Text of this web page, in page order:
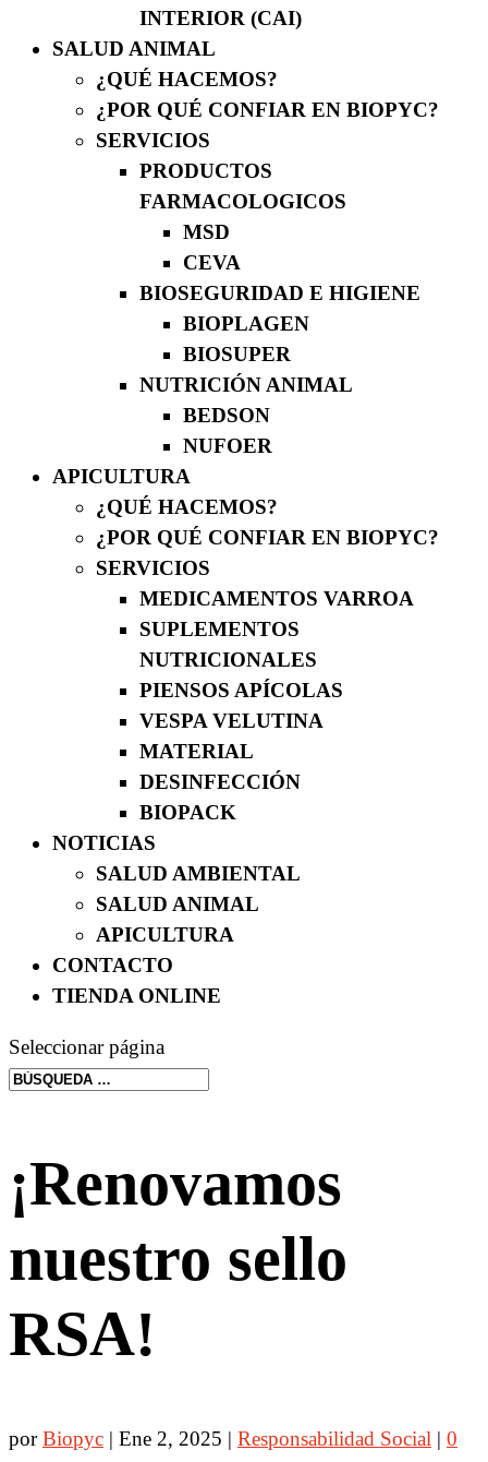
INTERIOR (CAI)
SALUD ANIMAL
¿QUÉ HACEMOS?
¿POR QUÉ CONFIAR EN BIOPYC?
SERVICIOS
PRODUCTOS
FARMACOLOGICOS
MSD
CEVA
BIOSEGURIDAD E HIGIENE
BIOPLAGEN
BIOSUPER
NUTRICIÓN ANIMAL
BEDSON
NUFOER
APICULTURA
¿QUÉ HACEMOS?
¿POR QUÉ CONFIAR EN BIOPYC?
SERVICIOS
MEDICAMENTOS VARROA
SUPLEMENTOS
NUTRICIONALES
PIENSOS APÍCOLAS
VESPA VELUTINA
MATERIAL
DESINFECCIÓN
BIOPACK
NOTICIAS
SALUD AMBIENTAL
SALUD ANIMAL
APICULTURA
CONTACTO
TIENDA ONLINE
Seleccionar página
¡Renovamos
nuestro sello
RSA!
porBiopyc | Ene 2, 2025 | Responsabilidad Social | 0